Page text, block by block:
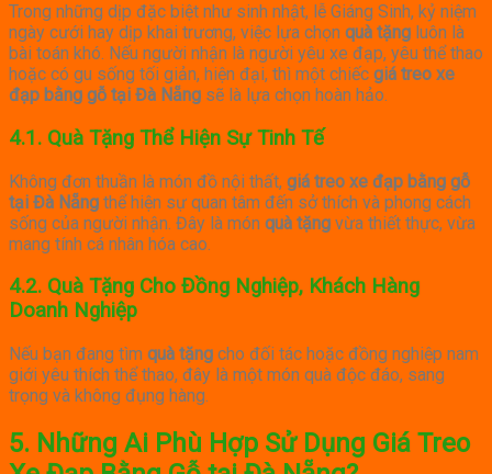
Trong những dịp đặc biệt như sinh nhật, lễ Giáng Sinh, kỷ niệm
ngày cưới hay dịp khai trương, việc lựa chọn quà tặng luôn là
bài toán khó. Nếu người nhận là người yêu xe đạp, yêu thể thao
hoặc có gu sống tối giản, hiện đại, thì một chiếc giá treo xe
đạp bằng gỗ tại Đà Nẵng sẽ là lựa chọn hoàn hảo.
4.1. Quà Tặng Thể Hiện Sự Tinh Tế
Không đơn thuần là món đồ nội thất, giá treo xe đạp bằng gỗ
tại Đà Nẵng thể hiện sự quan tâm đến sở thích và phong cách
sống của người nhận. Đây là món quà tặng vừa thiết thực, vừa
mang tính cá nhân hóa cao.
4.2. Quà Tặng Cho Đồng Nghiệp, Khách Hàng
Doanh Nghiệp
Nếu bạn đang tìm quà tặng cho đối tác hoặc đồng nghiệp nam
giới yêu thích thể thao, đây là một món quà độc đáo, sang
trọng và không đụng hàng.
5. Những Ai Phù Hợp Sử Dụng Giá Treo